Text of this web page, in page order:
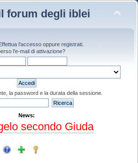
forum degli iblei
l'accessooppure registrati.
l'e-mail di attivazione?
la password e la durata della sessione.
News:
secondo Giuda